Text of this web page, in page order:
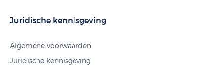
Juridische kennisgeving
Algemene voorwaarden
Juridische kennisgeving